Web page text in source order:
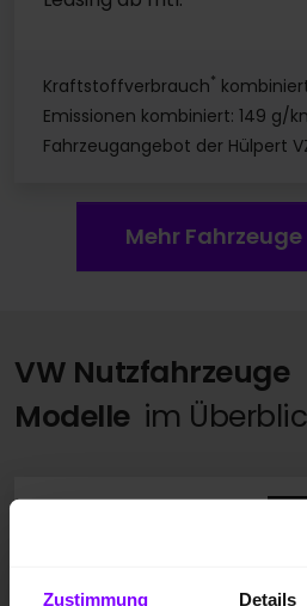
Zustimmung Details
Kraftstoffverbrauch*
Emissionen kombiniert: 149 g/
Fahrzeugangebot der Hülpert
Mehr
VW Nutzfahrzeuge
Modelle im